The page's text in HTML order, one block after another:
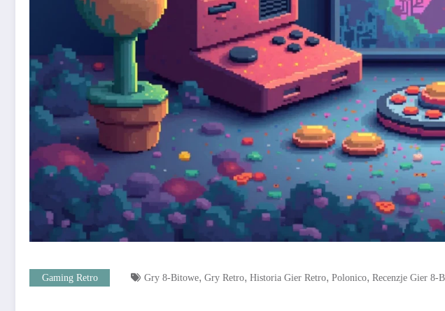
Gaming Retro Gry 8-Bitowe, Gry Retro, Historia Gier Retro, Polonico, Recenzje Gier 8-